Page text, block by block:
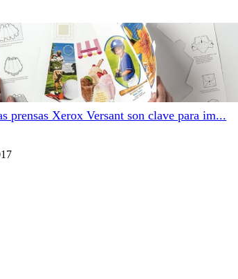
prensas Xerox Versant son clave para im...